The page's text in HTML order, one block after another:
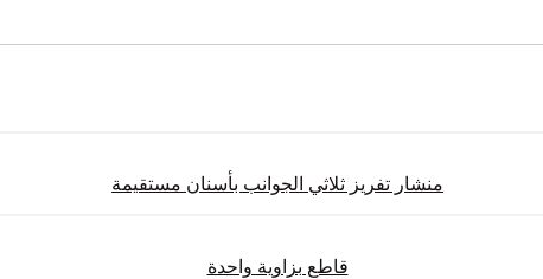
منشار تفريز ثلاثي الجوانب بأسنان مستقيمة
قاطع بزاوية واحدة